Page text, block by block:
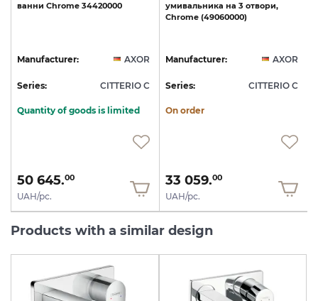
ванни Chrome 34420000
Manufacturer: AXOR
Series: CITTERIO C
Quantity of goods is limited
50 645.00
UAH/pc.
умивальника на 3 отвори,
Chrome (49060000)
Manufacturer: AXOR
Series: CITTERIO C
On order
33 059.00
UAH/pc.
Products with a similar design